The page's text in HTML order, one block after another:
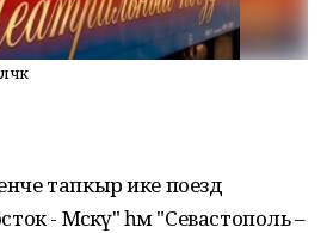
тапкыр ике поезд
- Мәскәү" һәм "Севастополь –